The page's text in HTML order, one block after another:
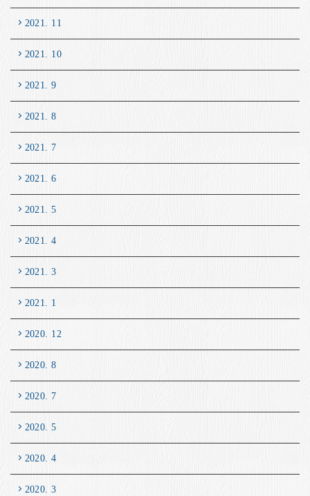
2021. 11
2021. 10
2021. 9
2021. 8
2021. 7
2021. 6
2021. 5
2021. 4
2021. 3
2021. 1
2020. 12
2020. 8
2020. 7
2020. 5
2020. 4
2020. 3